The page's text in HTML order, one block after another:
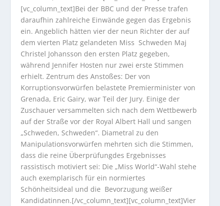
[vc_column_text]Bei der BBC und der Presse trafen
daraufhin zahlreiche Einwände gegen das Ergebnis
ein. Angeblich hätten vier der neun Richter der auf
dem vierten Platz gelandeten Miss Schweden Maj
Christel Johansson den ersten Platz gegeben,
während Jennifer Hosten nur zwei erste Stimmen
erhielt. Zentrum des Anstoßes: Der von
Korruptionsvorwürfen belastete Premierminister von
Grenada, Eric Gairy, war Teil der Jury. Einige der
Zuschauer versammelten sich nach dem Wettbewerb
auf der Straße vor der Royal Albert Hall und sangen
„Schweden, Schweden“. Diametral zu den
Manipulationsvorwürfen mehrten sich die Stimmen,
dass die reine Überprüfungdes Ergebnisses
rassistisch motiviert sei: Die „Miss World“-Wahl stehe
auch exemplarisch für ein normiertes
Schönheitsideal und die Bevorzugung weißer
Kandidatinnen.[/vc_column_text][vc_column_text]Vier